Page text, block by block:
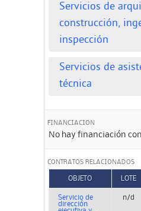
Servicios de
construcción,
inspección
Servicios de
técnica
FINANCIACION
No hay financiación
CONTRATOS RELACIONADOS
OBJETO LOTE
Servicio de
dirección
n/d